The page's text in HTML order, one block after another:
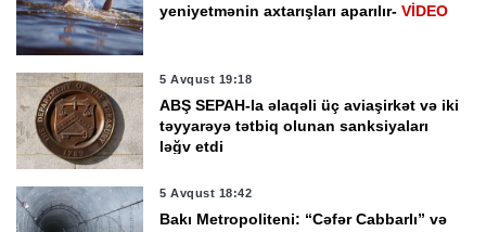
yeniyetmənin axtarışları aparılır-VİDEO
5 Avqust 19:18
ABŞ SEPAH-la əlaqəli üç aviaşirkət və iki
təyyarəyə tətbiq olunan sanksiyaları
ləğv etdi
5 Avqust 18:42
Bakı Metropoliteni: “Cəfər Cabbarlı” və